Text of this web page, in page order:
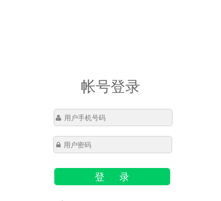
帐号登录
登 录